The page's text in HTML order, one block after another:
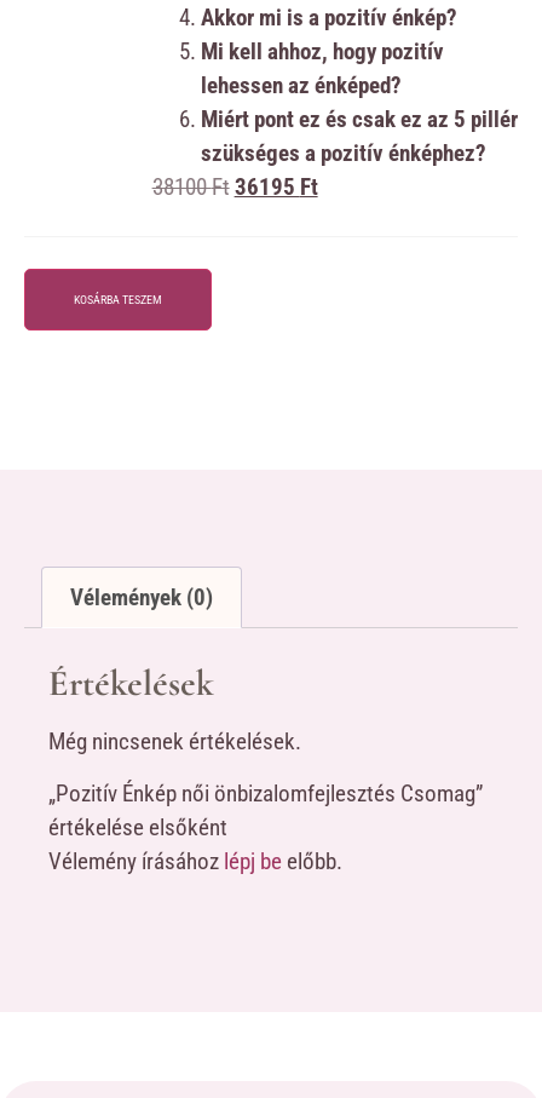
Akkor mi is a pozitív énkép?
Mi kell ahhoz, hogy pozitív
lehessen az énképed?
Miért pont ez és csak ez az 5 pillér
szükséges a pozitív énképhez?
38100Ft36195 Ft
KOSÁRBA TESZEM
Vélemények (0)
Értékelések
Még nincsenek értékelések.
„Pozitív Énkép női önbizalomfejlesztés Csomag”
értékelése elsőként
Vélemény írásához lépj be előbb.